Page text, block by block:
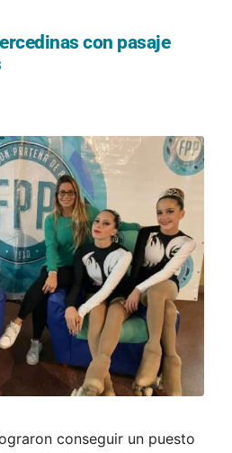
con pasaje
conseguir un puesto